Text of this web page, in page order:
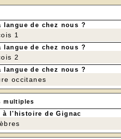
ROMAN POLICIER de
langue de chez nous ?
1
langue de chez nous ?
2
langue de chez nous ?
occitanes
multiples
à l'histoire de Gignac